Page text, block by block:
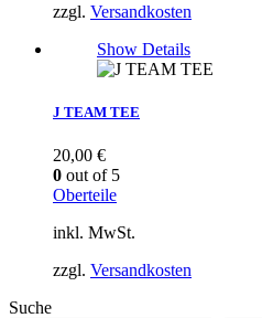
zzgl. Versandkosten
Show Details
J TEAM TEE
20,00 €
0 out of 5
Oberteile
inkl. MwSt.
zzgl. Versandkosten
Suche